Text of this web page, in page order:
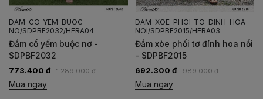
DAM-CO-YEM-BUOC-
NO/SDPBF2032/HERA04
Đầm cổ yếm buộc nơ -
SDPBF2032
773.400 đ 1.289.000 đ
Mua ngay
DAM-XOE-PHOI-TO-DINH-HOA-
NOI/SDPBF2015/HERA03
Đầm xòe phối tơ đính hoa nổi
- SDPBF2015
692.300 đ 989.000 đ
Mua ngay